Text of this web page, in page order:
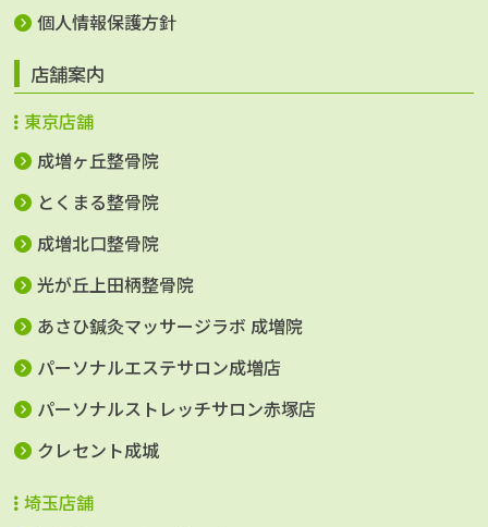
個人情報保護方針
店舗案内
東京店舗
成増ヶ丘整骨院
とくまる整骨院
成増北口整骨院
光が丘上田柄整骨院
あさひ鍼灸マッサージラボ 成増院
パーソナルエステサロン成増店
パーソナルストレッチサロン赤塚店
クレセント成城
埼玉店舗